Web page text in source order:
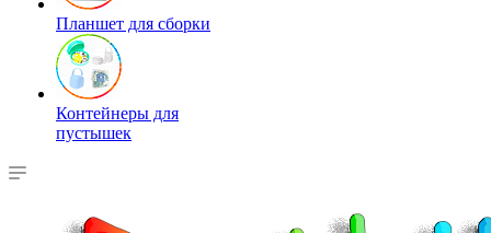
Планшет для сборки
Контейнеры для
пустышек